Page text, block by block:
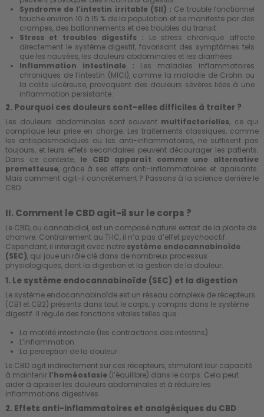
Syndrome de l’intestin irritable (SII) : Ce trouble fonctionnel
touche environ 10 à 15 % de la population et se manifeste par des
crampes, des ballonnements et des troubles du transit.
Stress et troubles digestifs : Le stress chronique affecte
directement le système digestif, favorisant des symptômes tels
que les nausées, les douleurs abdominales et les diarrhées.
Inflammation intestinale :
Les maladies inflammatoires
chroniques de l’intestin (MICI), comme la maladie de Crohn ou
la colite ulcéreuse, provoquent des douleurs sévères liées à une
inflammation persistante.
2. Pourquoi ces douleurs sont-elles difficiles à traiter ?
Les douleurs abdominales sont souvent multifactorielles, ce qui
complique leur prise en charge. Les traitements classiques, comme
les antispasmodiques ou les anti-inflammatoires, ne suffisent pas
toujours, et leurs effets secondaires peuvent décourager les patients.
Dans ce contexte, le CBD apparaît comme une alternative
prometteuse, grâce à ses effets anti-inflammatoires et apaisants.
Mais comment agit-il concrètement ? Passons à la science derrière le
CBD.
II. Comment le CBD agit-il sur le corps ?
Le CBD, ou cannabidiol, est un composé naturel extrait de la plante de
chanvre. Contrairement au THC, il n’a pas d’effet psychoactif.
Cependant, il interagit avec notre système endocannabinoïde
(SEC), qui joue un rôle clé dans de nombreux processus
physiologiques, dont la digestion et la gestion de la douleur.
1. Le système endocannabinoïde (SEC) et la digestion
Le système endocannabinoïde est un réseau complexe de récepteurs
(CB1 et CB2) présents dans tout le corps, y compris dans le système
digestif. Il régule des fonctions vitales telles que :
La motilité intestinale (les contractions des intestins).
L’inflammation.
La perception de la douleur.
Le CBD agit indirectement sur ces récepteurs, stimulant leur capacité
à maintenir l’homéostasie (l’équilibre) dans le corps. Cela peut
aider à apaiser les douleurs abdominales et à réduire les
inflammations digestives.
2. Effets anti-inflammatoires et analgésiques du CBD